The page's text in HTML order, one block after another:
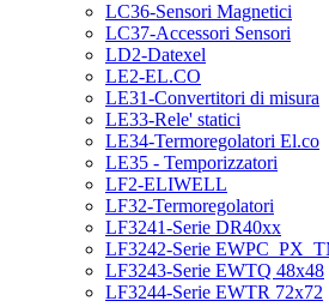
LC36-Sensori Magnetici
LC37-Accessori Sensori
LD2-Datexel
LE2-EL.CO
LE31-Convertitori di misura
LE33-Rele' statici
LE34-Termoregolatori El.co
LE35 - Temporizzatori
LF2-ELIWELL
LF32-Termoregolatori
LF3241-Serie DR40xx
LF3242-Serie
LF3243-Serie EWTQ 48x48
LF3244-Serie EWTR 72x72